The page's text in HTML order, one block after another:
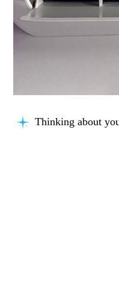
Thinking about